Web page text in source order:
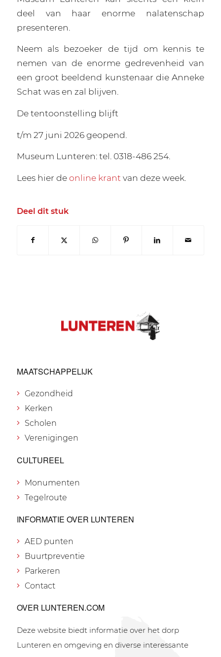
deel van haar enorme nalatenschap
presenteren.
Neem als bezoeker de tijd om kennis te
nemen van de enorme gedrevenheid van
een groot beeldend kunstenaar die Anneke
Schat was en zal blijven.
De tentoonstelling blijft
t/m 27 juni 2026 geopend.
Museum Lunteren: tel. 0318-486 254.
Lees hier deonline krant van deze week.
Deel dit stuk
MAATSCHAPPELIJK
Gezondheid
Kerken
Scholen
Verenigingen
CULTUREEL
Monumenten
Tegelroute
INFORMATIE OVER LUNTEREN
AED punten
Buurtpreventie
Parkeren
Contact
OVER LUNTEREN.COM
Deze website biedt informatie over het dorp
Lunteren en omgeving en diverse interessante